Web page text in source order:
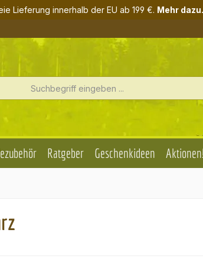
Lieferung innerhalb der EU ab 199 €. Mehr
Ratgeber Geschenkideen